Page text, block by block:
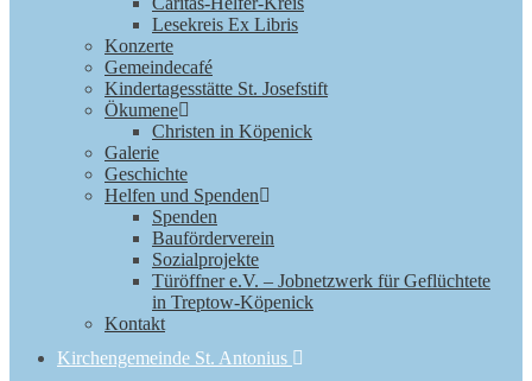
Lesekreis Ex Libris
Konzerte
Gemeindecafé
Kindertagesstätte St. Josefstift
Ökumene
Christen in Köpenick
Galerie
Geschichte
Helfen und Spenden
Spenden
Bauförderverein
Sozialprojekte
Türöffner e.V. – Jobnetzwerk für Geflüchtete
in Treptow-Köpenick
Kontakt
Kirchengemeinde St. Antonius